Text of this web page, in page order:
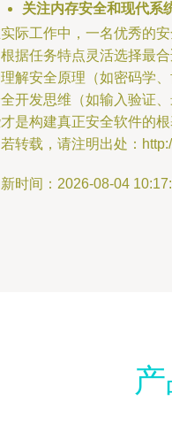
关注内存安全和现代系
际工作中，一名优秀的
据任务特点灵活选择最
解安全原理（如密码学
开发思维（如输入验证
是构建真正安全软件的根
转载，请注明出处：
时间：2026-08-04